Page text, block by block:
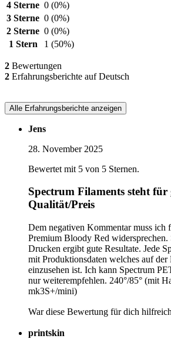
4 Sterne 0 (0%)
3 Sterne 0 (0%)
2 Sterne 0 (0%)
1 Stern
1 (50%)
2 Bewertungen
2 Erfahrungsberichte auf Deutsch
Alle Erfahrungsberichte anzeigen
Jens
28. November 2025
Bewertet mit 5 von 5 Sternen.
Spectrum Filaments steht für
Qualität/Preis
Dem negativen Kommentar muss ich
Premium Bloody Red widersprechen.
Drucken ergibt gute Resultate. Jede
mit Produktionsdaten welches auf der
einzusehen ist. Ich kann Spectrum
nur weiterempfehlen. 240°/85° (mit
mk3S+/mini)
War diese Bewertung für dich
printskin